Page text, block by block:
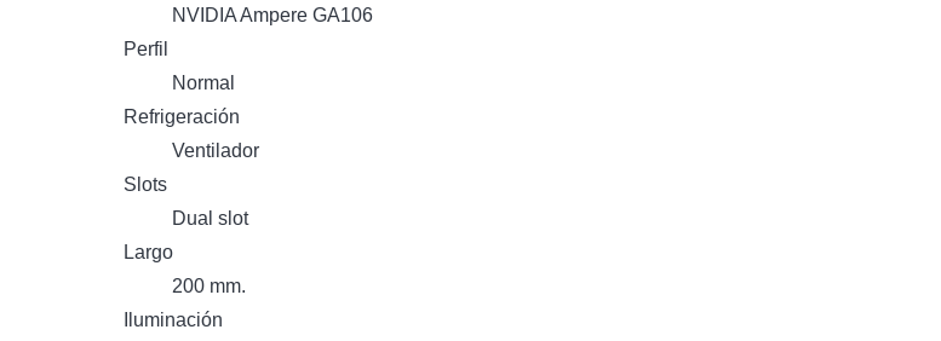
NVIDIA Ampere GA106
Perfil
Normal
Refrigeración
Ventilador
Slots
Dual slot
Largo
200 mm.
Iluminación